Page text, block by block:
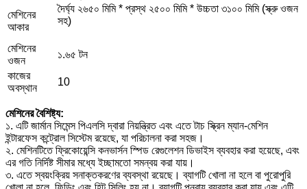
মেশিনের
আকার
দৈর্ঘ্য ২৬৫০ মিমি * প্রস্থ ২৫০০ মিমি * উচ্চতা ৩১০০ মিমি (স্ক্রু ওজন
সহ)
মেশিনের
ওজন
১.৬৫ টন
কাজের
অবস্থান
10
মেশিনের বৈশিষ্ট্য:
১. এটি জার্মান সিমেন্স পিএলসি দ্বারা নিয়ন্ত্রিত এবং এতে টাচ স্ক্রিন ম্যান-মেশিন
ইন্টারফেস কন্ট্রোল সিস্টেম রয়েছে, যা পরিচালনা করা সহজ।
২. মেশিনটিতে ফ্রিকোয়েন্সি কনভার্সন স্পিড রেগুলেশন ডিভাইস ব্যবহার করা হয়েছে, এবং
এর গতি নির্দিষ্ট সীমার মধ্যে ইচ্ছামতো সমন্বয় করা যায়।
৩. এতে স্বয়ংক্রিয় সনাক্তকরণের ব্যবস্থা রয়েছে। ব্যাগটি খোলা না হলে বা পুরোপুরি